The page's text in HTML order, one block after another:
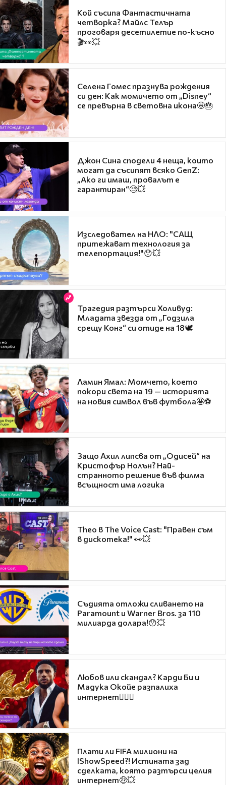
Кой съсипа Фантастичната
четворка? Майлс Телър
проговаря десетилетие по-късно
🎬👀💥
Селена Гомес празнува рождения
си ден: Как момичето от „Disney“
се превърна в световна икона🤩🎂
Джон Сина сподели 4 неща, които
могат да съсипят всяко GenZ:
„Ако ги имаш, провалът е
гарантиран“🧐💥
Изследовател на НЛО: "САЩ
притежават технология за
телепортация!"😯💥
Трагедия разтърси Холивуд:
Младата звезда от „Годзила
срещу Конг“ си отиде на 18🕊️
Ламин Ямал: Момчето, което
покори света на 19 — историята
на новия символ във футбола🤩⚽
Защо Ахил липсва от „Одисей“ на
Кристофър Нолън? Най-
странното решение във филма
всъщност има логика
Theo в The Voice Cast: "Правен съм
в дискотека!" 👀💥
Съдията отложи сливането на
Paramount и Warner Bros. за 110
милиарда долара!😯💥
Любов или скандал? Карди Би и
Мадука Окойе разпалиха
интернет❤️‍🔥🔥
Плати ли FIFA милиони на
IShowSpeed?! Истината зад
сделката, която разтърси целия
интернет🤑💥